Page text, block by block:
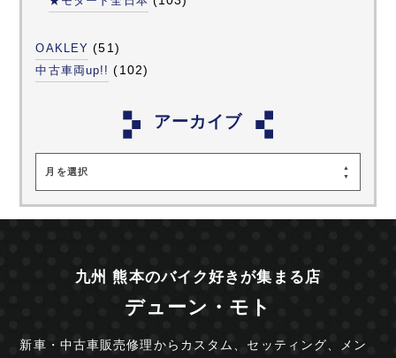
OAKLEY (51)
中古車両up!! (102)
アーカイブ
月を選択
九州 熊本のバイク好きが集まる店
デューン・モト
新車・中古車販売修理からカスタム、セッティング、
メン